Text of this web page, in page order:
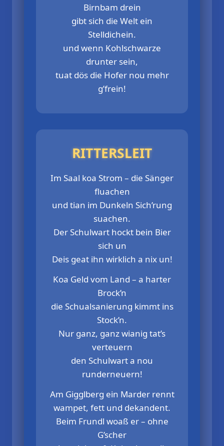
Birnbam drein
gibt sich die Welt ein
Stelldichein.
und wenn Kohlschwarze
drunter sein,
tuat dös die Hofer nou mehr
g’frein!
RITTERSLEIT
Im Saal koa Strom – die Sänger
fluachen
und tian im Dunkeln Sich’rung
suachen.
Der Schulwart hockt bein Bier
sich un
Deis geat ihn wirklich a nix un!
Koa Geld vom Land – a harter
Brock’n
die Schualsanierung kimmt ins
Stock’n.
Nur ganz, ganz wianig tat’s
verteuern
den Schulwart a nou
runderneuern!
Am Gigglberg ein Marder rennt
wampet, fett und dekandent.
Beim Frundl woaß er – ohne
G’scher